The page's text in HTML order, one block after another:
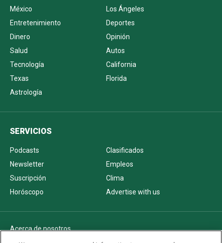
México
Los Ángeles
Entretenimiento
Deportes
Dinero
Opinión
Salud
Autos
Tecnología
California
Texas
Florida
Astrología
SERVICIOS
Podcasts
Clasificados
Newsletter
Empleos
Suscripción
Clima
Horóscopo
Advertise with us
Acerca de nosotros